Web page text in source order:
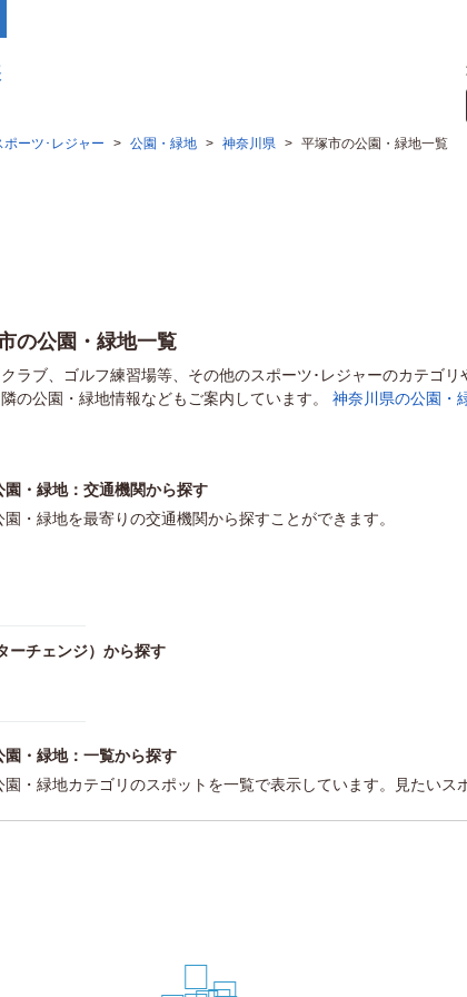
ポーツ･レジャー > 公園・緑地 > 神奈川県 > 平塚市の公園・緑地一覧
の公園・緑地一覧
ラブ、ゴルフ練習場等、その他のスポーツ･レジャーのカテゴリ
の公園・緑地情報などもご案内しています。 神奈川県の公園・
・緑地：交通機関から探す
・緑地を最寄りの交通機関から探すことができます。
ーチェンジ）から探す
・緑地：一覧から探す
・緑地カテゴリのスポットを一覧で表示しています。見たいス